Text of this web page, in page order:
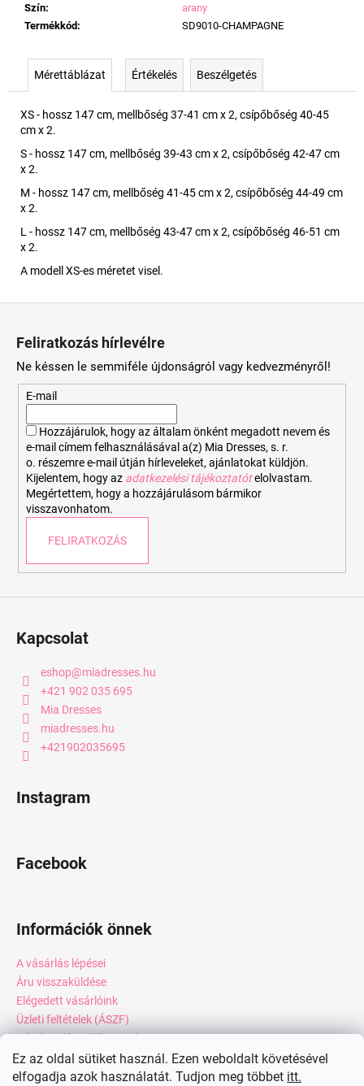
Ez az oldal sütiket használ. Ezen weboldalt követésével
elfogadja azok használatát. Tudjon meg többet itt.
Szín:
arany
Termékkód: SD9010-CHAMPAGNE
Mérettáblázat Értékelés Beszélgetés
XS - hossz 147 cm, mellbőség 37-41 cm x 2, csípőbőség 40-45
cm x 2.
S - hossz 147 cm, mellbőség 39-43 cm x 2, csípőbőség 42-47 cm
x 2.
M - hossz 147 cm, mellbőség 41-45 cm x 2, csípőbőség 44-49 cm
x 2.
L - hossz 147 cm, mellbőség 43-47 cm x 2, csípőbőség 46-51 cm
x 2.
A modell XS-es méretet visel.
Feliratkozás hírlevélre
Ne késsen le semmiféle újdonságról vagy kedvezményről!
E-mail
Hozzájárulok, hogy az általam önként megadott nevem és
e-mail címem felhasználásával a(z) Mia Dresses, s. r.
o. részemre e-mail útján hírleveleket, ajánlatokat küldjön.
Kijelentem, hogy az adatkezelési tájékoztatót elolvastam.
Megértettem, hogy a hozzájárulásom bármikor
visszavonhatom.
FELIRATKOZÁS
Kapcsolat
eshop@miadresses.hu
+421 902 035 695
Mia Dresses
miadresses.hu
+421902035695
Instagram
Facebook
Információk önnek
A vásárlás lépései
Áru visszaküldése
Elégedett vásárlóink
Üzleti feltételek (ÁSZF)
Adatkezelési tájékoztató
Webáruház értékelése
Kapcsolat